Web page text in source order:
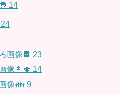
14
24
画像🍫 23
像👩‍🎓 14
像👪 9